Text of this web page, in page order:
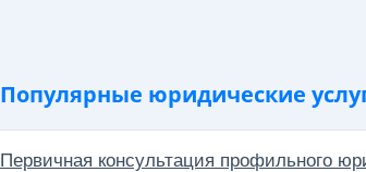
Популярные юридические
Первичная консультация профильного